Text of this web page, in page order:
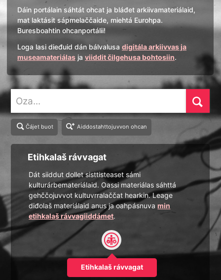
Dáin portálain sáhtát ohcat ja bláđet arkiivamateriálaid,
mat laktásit sápmelaččaide, miehtá Eurohpa.
Buresboahtin ohcanportálii!
Loga lasi dieđuid dán bálvalusa digitála arkiivvas ja
museamateriálas ja viiddit čilgehusa bohtosiin.
Čájet buot Aiddostahttojuvvon ohcan
Etihkalaš rávvagat
Dát siiddut dollet sisttisteaset sámi
kulturárbemateriálaid. Oassi materiálas sáhttá
gehččojuvvot kultuvrralaččat hearkin. Leage
diđolaš materiálaid anus ja oahpásnuvamin
etihkalaš rávvagiiddámet.
Etihkalaš rávvagat